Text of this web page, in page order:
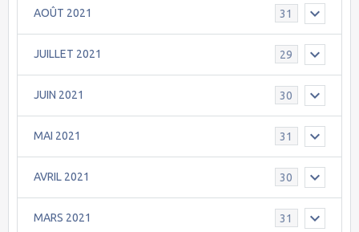
AOÛT 2021 31
JUILLET 2021 29
JUIN 2021 30
MAI 2021 31
AVRIL 2021 30
MARS 2021 31